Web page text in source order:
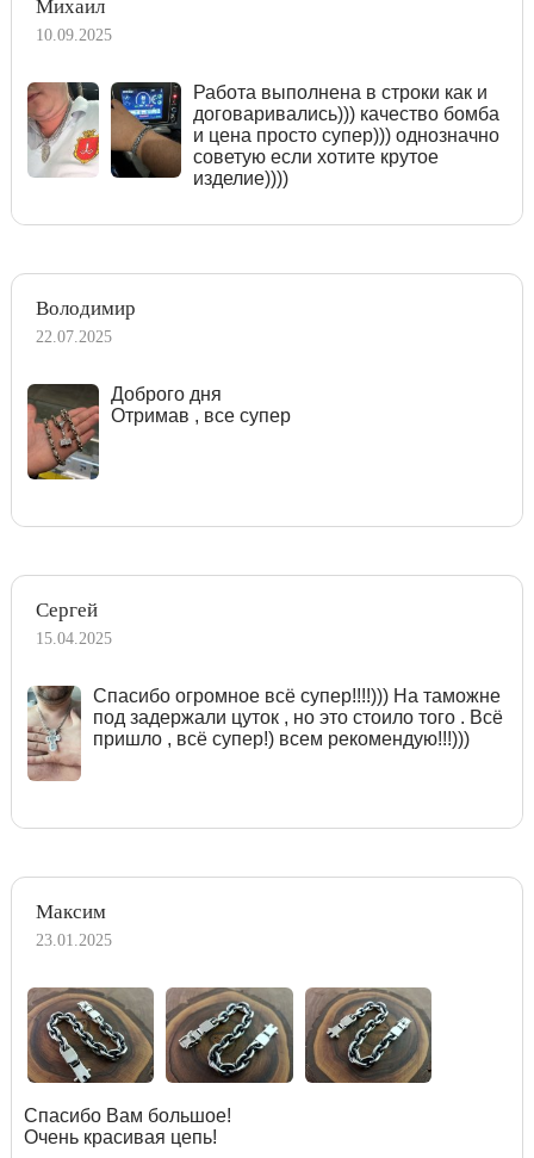
Михаил
10.09.2025
Работа выполнена в строки как и
договаривались))) качество бомба
и цена просто супер))) однозначно
советую если хотите крутое
изделие))))
Володимир
22.07.2025
Доброго дня
Отримав , все супер
Сергей
15.04.2025
Спасибо огромное всё супер!!!!))) На таможне
под задержали цуток , но это стоило того . Всё
пришло , всё супер!) всем рекомендую!!!)))
Максим
23.01.2025
Спасибо Вам большое!
Очень красивая цепь!